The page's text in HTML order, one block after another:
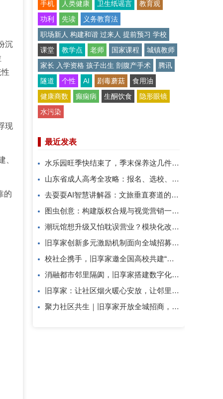
沉
现
、
的
手机
人类健康 卫生纸谣言
教育观
功利
先读
义务教育法
职场新人 构建和谐 过来人 提前预习 学校
课堂
教学点 老师 国家课程
城镇教师
家长 入学资格 孩子出生 剖腹产手术
腾讯
隧道
个性 AI 剧毒蘑菇
食用油
健康商数
癫痫病 生酮饮食
隐形眼镜
水污染
最近发表
水乐园旺季快结束了，季末保养这几件事千万别省
山东省成人高考全攻略：报名、选校、备考全指南
去耍耍AI智慧讲解器：文旅垂直赛道的芯片级实践
图虫创意：构建版权合规与视觉营销一体化解决方案
潮玩馆想升级又怕耽误营业？模块化改造了解一下
旧享家创新多元激励机制面向全城招募社区志愿者
校社企携手，旧享家邀全国高校共建“智慧社区+实践育人”新生态
消融都市邻里隔阂，旧享家搭建数字化桥梁，打通公益帮扶与社区需
旧享家：让社区烟火暖心安放，让邻里温情岁岁相伴
聚力社区共生｜旧享家开放全城招商，招募合伙人与合作商家